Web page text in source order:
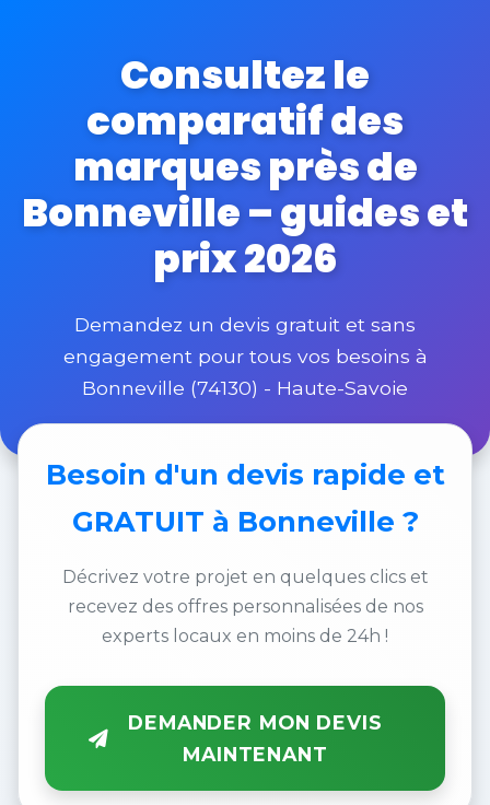
Consultez le
comparatif des
marques près de
Bonneville – guides et
prix 2026
Demandez un devis gratuit et sans
engagement pour tous vos besoins à
Bonneville (74130) - Haute-Savoie
Besoin d'un devis rapide et
GRATUIT à Bonneville ?
Décrivez votre projet en quelques clics et
recevez des offres personnalisées de nos
experts locaux en moins de 24h !
DEMANDER MON DEVIS
MAINTENANT